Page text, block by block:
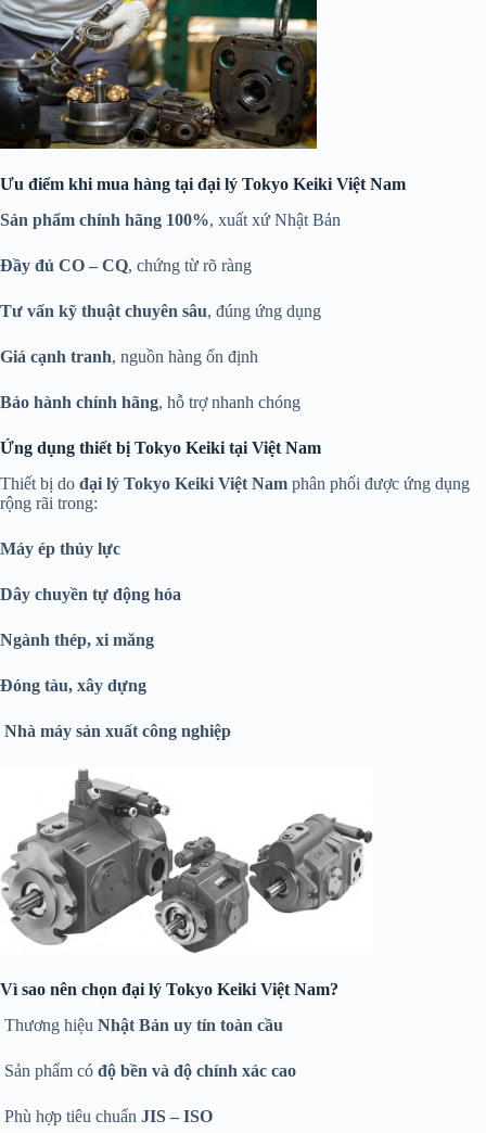
Ưu điểm khi mua hàng tại đại lý Tokyo Keiki Việt Nam
Sản phẩm chính hãng 100%, xuất xứ Nhật Bản
Đầy đủ CO – CQ, chứng từ rõ ràng
Tư vấn kỹ thuật chuyên sâu, đúng ứng dụng
Giá cạnh tranh, nguồn hàng ổn định
Bảo hành chính hãng, hỗ trợ nhanh chóng
Ứng dụng thiết bị Tokyo Keiki tại Việt Nam
Thiết bị do đại lý Tokyo Keiki Việt Nam phân phối được ứng dụng
rộng rãi trong:
Máy ép thủy lực
Dây chuyền tự động hóa
Ngành thép, xi măng
Đóng tàu, xây dựng
Nhà máy sản xuất công nghiệp
Vì sao nên chọn đại lý Tokyo Keiki Việt Nam?
Thương hiệu Nhật Bản uy tín toàn cầu
Sản phẩm có độ bền và độ chính xác cao
Phù hợp tiêu chuẩn JIS – ISO